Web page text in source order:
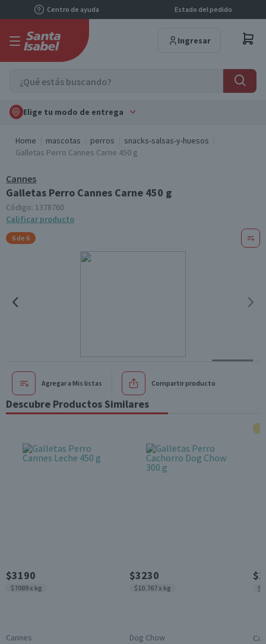
Centro de ayuda Estado del pedido
Ingresar
Elige tu modo de entrega
Home mascotas perros
snacks-salsas-y-huesos
Galletas Perro Cannes Carne 450 g
Cannes
Galletas Perro Cannes Carne 450 g
Código: 1378760
Calificar producto
6 de 6
Agregar a Mis listas Compartir producto
Descubre Productos Similares
$3190
$7089 x kg
Cannes
$3230
$10.767 x kg
Dog Chow